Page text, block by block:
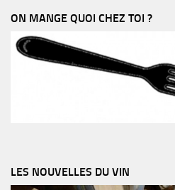
ON MANGE QUOI CHEZ TOI ?
LES NOUVELLES DU VIN